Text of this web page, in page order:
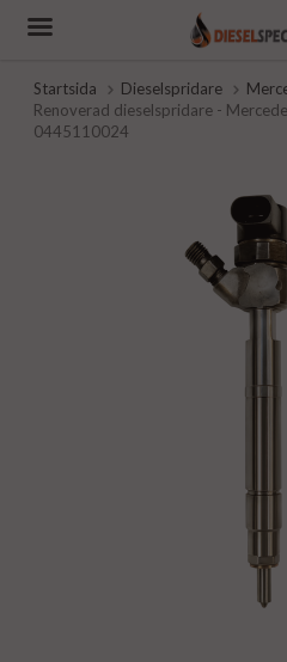
Startsida Dieselspridare
Renoverad dieselspridare -
0445110024